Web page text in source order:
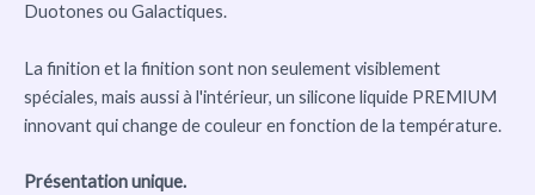
Duotones ou Galactiques.
La finition et la finition sont non seulement visiblement
spéciales, mais aussi à l'intérieur, un silicone liquide PREMIUM
innovant qui change de couleur en fonction de la température.
Présentation unique.